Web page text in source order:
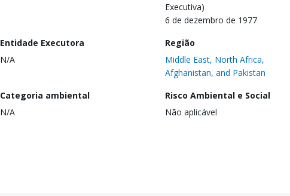
Executiva)
6 de dezembro de 1977
Entidade Executora
N/A
Região
Middle East, North Africa,
Afghanistan, and Pakistan
Categoria ambiental
N/A
Risco Ambiental e Social
Não aplicável